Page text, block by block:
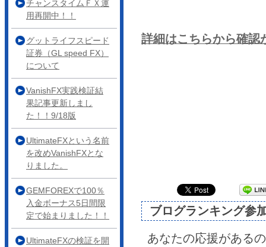
詳細はこちらから確認
ブログランキング参
あなたの応援がある
チャンスタイムＦＸ運
用再開中！！
グットライフスピード
証券（GL speed FX）
について
VanishFX実践検証結
果記事更新しまし
た！！9/18版
UltimateFXという名前
を改めVanishFXとな
りました。
GEMFOREXで100％
入金ボーナス5日間限
定で始まりました！！
UltimateFXの検証を開